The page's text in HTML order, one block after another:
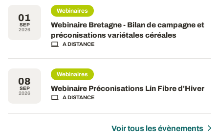
01
SEP
2026
Webinaires
Webinaire Bretagne - Bilan de campagne et
préconisations variétales céréales
A DISTANCE
08
SEP
2026
Webinaires
Webinaire Préconisations Lin Fibre d'Hiver
A DISTANCE
Voir tous les évènements